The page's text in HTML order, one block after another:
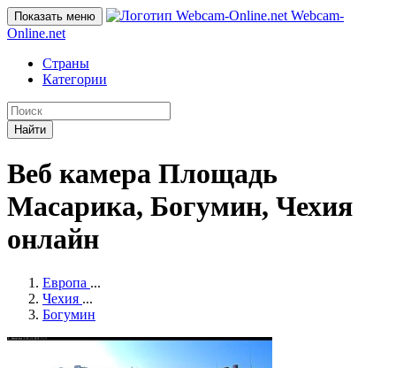
Показать меню
Webcam-
Online.net
Страны
Категории
Найти
Веб камера Площадь
Масарика, Богумин, Чехия
онлайн
Европа ...
Чехия ...
Богумин